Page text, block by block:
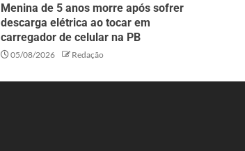
Menina de 5 anos morre após sofrer
descarga elétrica ao tocar em
carregador de celular na PB
05/08/2026 Redação